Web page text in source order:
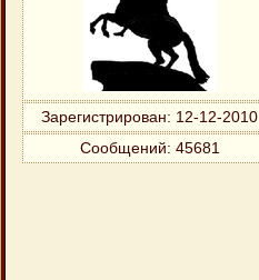
Зарегистрирован: 12-12-2010
Сообщений: 45681